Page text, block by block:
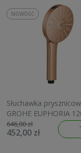
Słuchawka
GROHE EUPHORIA
brushed warm sunset
134883DL00
646,00 zł
452,00 zł
NOWOŚĆ